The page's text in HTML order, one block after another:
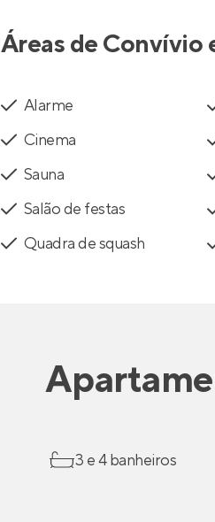
Áreas de Convívio
Alarme
Cinema
Sauna
Salão de festas
Quadra de squash
3 e 4 banheiros